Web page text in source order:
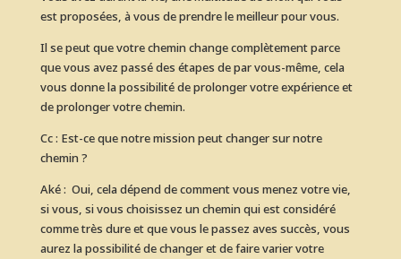
est proposées, à vous de prendre le meilleur pour vous.
Il se peut que votre chemin change complètement parce
que vous avez passé des étapes de par vous-même, cela
vous donne la possibilité de prolonger votre expérience et
de prolonger votre chemin.
Cc : Est-ce que notre mission peut changer sur notre
chemin ?
Aké : Oui, cela dépend de comment vous menez votre vie,
si vous, si vous choisissez un chemin qui est considéré
comme très dure et que vous le passez aves succès, vous
aurez la possibilité de changer et de faire varier votre